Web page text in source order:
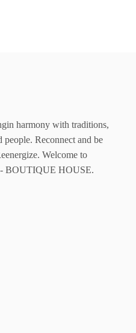
harmony with traditions,
people. Reconnect and be
Welcome to
BOUTIQUE HOUSE.